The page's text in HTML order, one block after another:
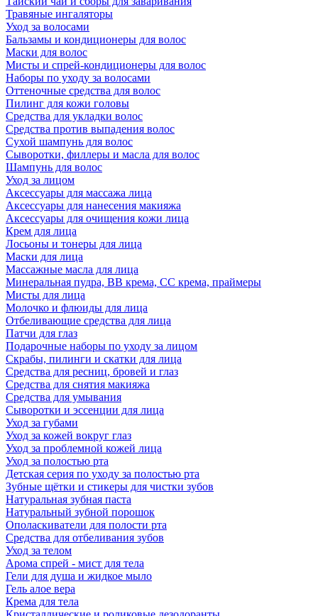
Травяные ингаляторы
Уход за волосами
Бальзамы и кондиционеры для волос
Маски для волос
Мисты и спрей-кондиционеры для волос
Наборы по уходу за волосами
Оттеночные средства для волос
Пилинг для кожи головы
Средства для укладки волос
Средства против выпадения волос
Сухой шампунь для волос
Сыворотки, филлеры и масла для волос
Шампунь для волос
Уход за лицом
Аксессуары для массажа лица
Аксессуары для нанесения макияжа
Аксессуары для очищения кожи лица
Крем для лица
Лосьоны и тонеры для лица
Маски для лица
Массажные масла для лица
Минеральная пудра, BB крема, СС крема, праймеры
Мисты для лица
Молочко и флюиды для лица
Отбеливающие средства для лица
Патчи для глаз
Подарочные наборы по уходу за лицом
Скрабы, пилинги и скатки для лица
Средства для ресниц, бровей и глаз
Средства для снятия макияжа
Средства для умывания
Сыворотки и эссенции для лица
Уход за губами
Уход за кожей вокруг глаз
Уход за проблемной кожей лица
Уход за полостью рта
Детская серия по уходу за полостью рта
Зубные щётки и стикеры для чистки зубов
Натуральная зубная паста
Натуральный зубной порошок
Ополаскиватели для полости рта
Средства для отбеливания зубов
Уход за телом
Арома спрей - мист для тела
Гели для душа и жидкое мыло
Гель алое вера
Крема для тела